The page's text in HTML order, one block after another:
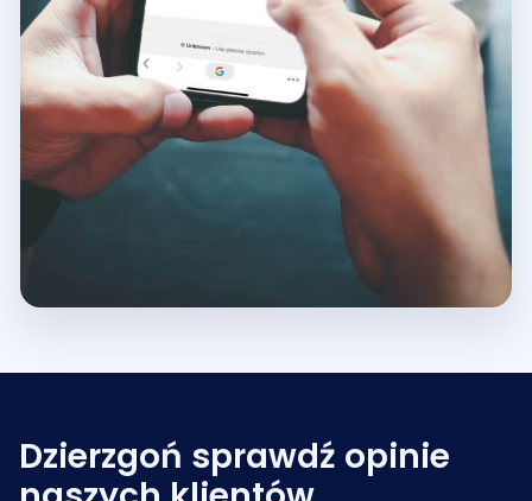
Dzierzgoń sprawdź opinie